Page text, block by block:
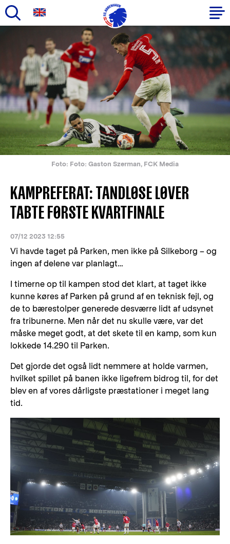
hovedindhold
Primær
navigation
Foto: Foto: Gaston Szerman, FCK Media
KAMPREFERAT: TANDLØSE LØVER
TABTE FØRSTE KVARTFINALE
07/12 2023 12:55
Vi havde taget på Parken, men ikke på Silkeborg – og
ingen af delene var planlagt…
I timerne op til kampen stod det klart, at taget ikke
kunne køres af Parken på grund af en teknisk fejl, og
de to bærestolper generede desværre lidt af udsynet
fra tribunerne. Men når det nu skulle være, var det
måske meget godt, at det skete til en kamp, som kun
lokkede 14.290 til Parken.
Det gjorde det også lidt nemmere at holde varmen,
hvilket spillet på banen ikke ligefrem bidrog til, for det
blev en af vores dårligste præstationer i meget lang
tid.